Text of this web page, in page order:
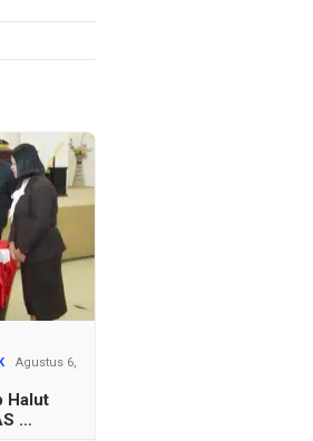
Agustus 6,
Halut
…